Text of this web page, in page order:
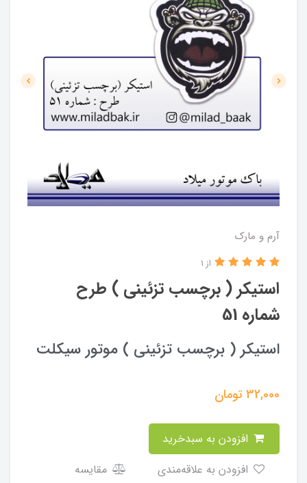
آرم و مارک
استیکر ( برچسب تزئینی ) طرح
شماره 51
از 1
استیکر ( برچسب تزئینی ) موتور سیکلت
32,000تومان
مقایسه